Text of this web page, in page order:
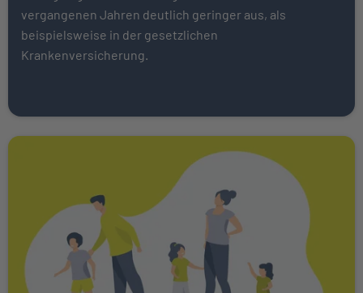
vergangenen Jahren deutlich geringer aus, als
beispielsweise in der gesetzlichen
Krankenversicherung.